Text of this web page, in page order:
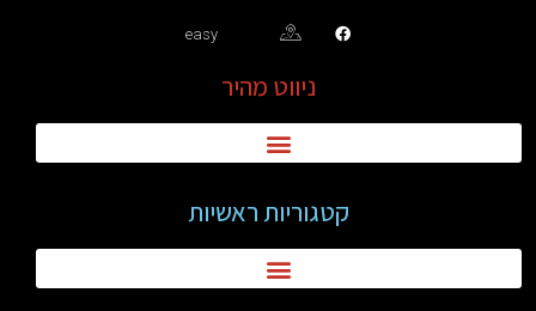
easy
ניווט מהיר
קטגוריות ראשיות